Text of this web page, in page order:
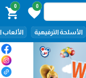
0
favorite
0
shopping_cart
الأسلحة الترفيهية الألعاب